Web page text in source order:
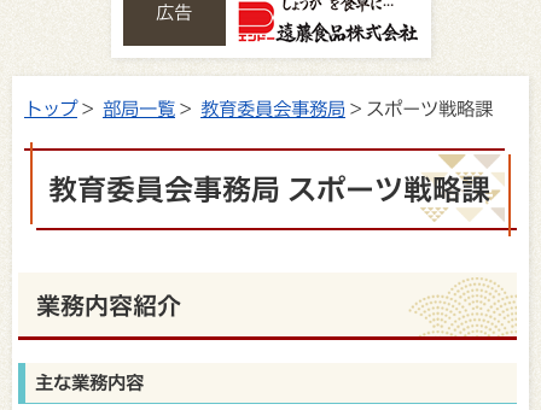
広告
トップ> 部局一覧 > 教育委員会事務局 > スポーツ戦略課
教育委員会事務局 スポーツ戦略課
業務内容紹介
主な業務内容